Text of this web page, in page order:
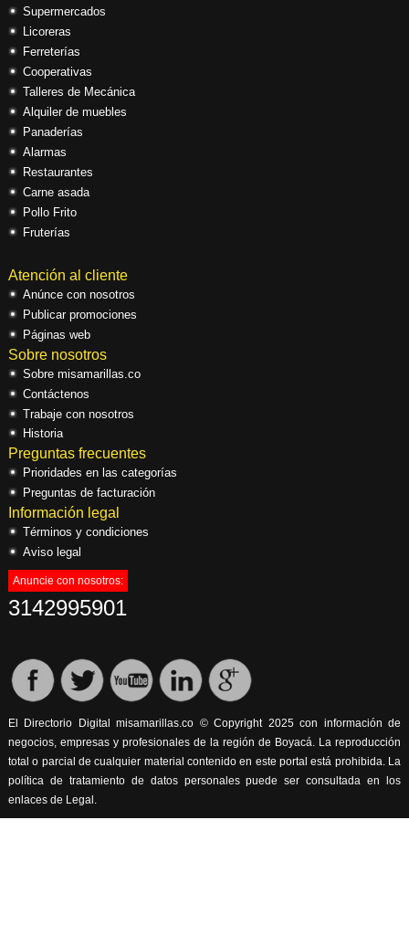
Supermercados
Licoreras
Ferreterías
Cooperativas
Talleres de Mecánica
Alquiler de muebles
Panaderías
Alarmas
Restaurantes
Carne asada
Pollo Frito
Fruterías
Atención al cliente
Anúnce con nosotros
Publicar promociones
Páginas web
Sobre nosotros
Sobre misamarillas.co
Contáctenos
Trabaje con nosotros
Historia
Preguntas frecuentes
Prioridades en las categorías
Preguntas de facturación
Información legal
Términos y condiciones
Aviso legal
Anuncie con nosotros:
3142995901
El Directorio Digital misamarillas.co © Copyright 2025 con información de
negocios, empresas y profesionales de la región de Boyacá. La reproducción
total o parcial de cualquier material contenido en este portal está prohibida. La
política de tratamiento de datos personales puede ser consultada en los
enlaces de Legal.